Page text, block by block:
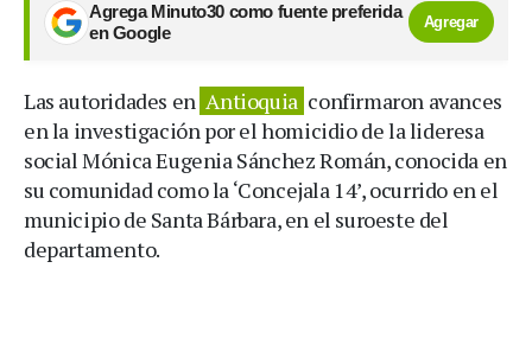
Agrega Minuto30 como fuente preferida
en Google
Agregar
Las autoridades en Antioquia confirmaron avances
en la investigación por el homicidio de la lideresa
social Mónica Eugenia Sánchez Román, conocida en
su comunidad como la ‘Concejala 14’, ocurrido en el
municipio de Santa Bárbara, en el suroeste del
departamento.